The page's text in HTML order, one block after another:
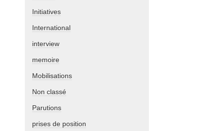
Initiatives
International
interview
memoire
Mobilisations
Non classé
Parutions
prises de position